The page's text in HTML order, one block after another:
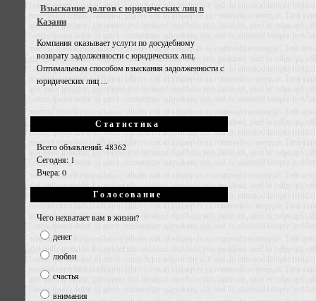
Взыскание долгов с юридических лиц в
Казани
Компания оказывает услуги по досудебному
возврату задолженности с юридических лиц.
Оптимальным способом взыскания задолженности с
юридических лиц ...
Статистика
Всего объявлений: 48362
Сегодня: 1
Вчера: 0
Голосование
Чего нехватает вам в жизни?
денег
любви
счастья
внимания